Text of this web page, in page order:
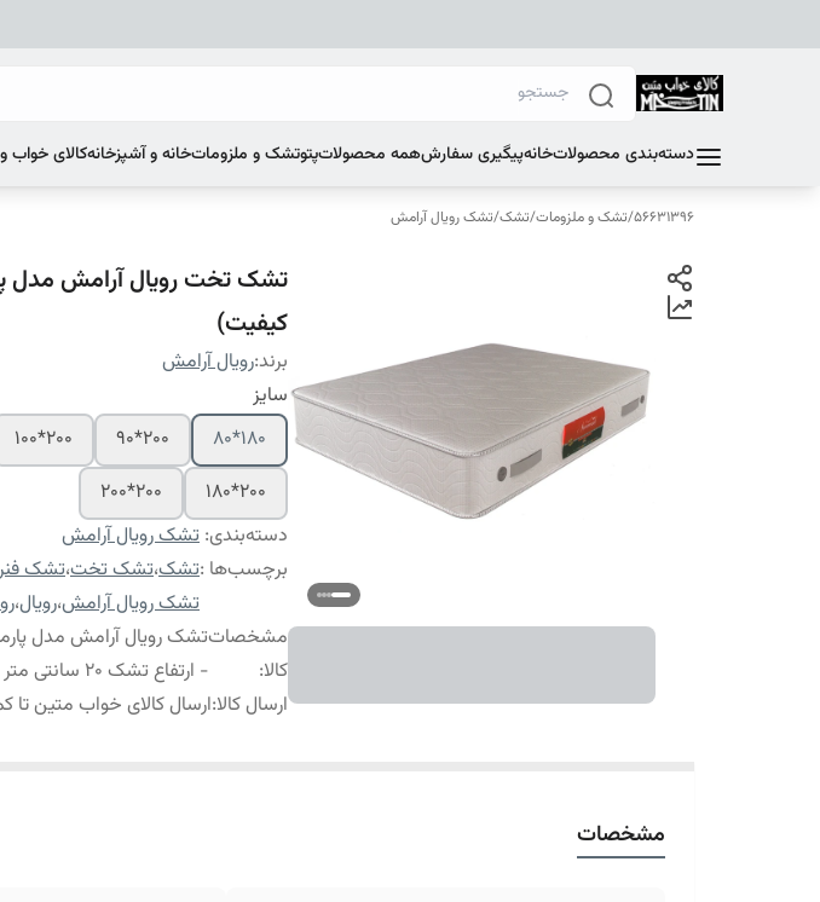
دسته‌بندی محصولاتخانهپیگیری سفارشهمه محصولاتپتوتشک و ملزوماتخانه و آشپزخانهکالای خواب
56631396
/تشک و ملزومات/تشک/تشک رویال آرامش
کیفیت)
برند:رویال آرامش
سایز
180*80
200*90
200*100
200*180
200*200
دسته‌بندی: تشک رویال آرامش
برچسب‌ها :تشک،تشک تخت،تشک
تشک رویال آرامش،رویال،
مشخصات
کالا:
- ارتفاع تشک 20 سانتی متر - 84 ماه ضمانت شرکت رویال آرامش
ارسال کالا:ارسال کالای خواب متین تا کمتر از 7 روز کاری آینده از
مشخصات